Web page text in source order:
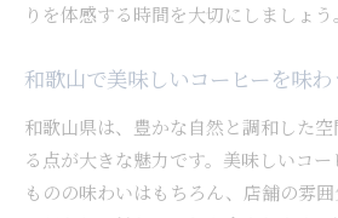
りを体感する時間を大切にしましょう。
和歌山で美味しいコーヒーを味わ
和歌山県は、豊かな自然と調和した
る点が大きな魅力です。美味しいコ
ものの味わいはもちろん、店舗の雰